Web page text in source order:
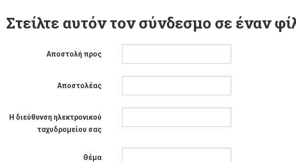
Στείλτε αυτόν τον σύνδεσμο σε έναν
Αποστολή προς
Αποστολέας
Η διεύθυνση ηλεκτρονικού
ταχυδρομείου σας
Θέμα